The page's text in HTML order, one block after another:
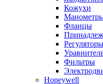
Кожухи
Фланцы
Фильтры
Honeywell